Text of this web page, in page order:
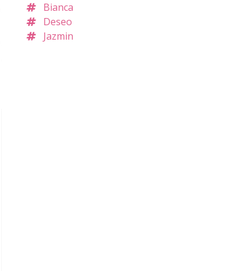
Bianca
Deseo
Jazmin